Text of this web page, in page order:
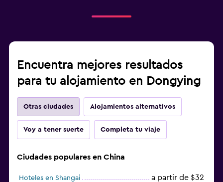
Encuentra mejores resultados
para tu alojamiento en Dongying
Otras ciudades Alojamientos alternativos
Voy a tener suerte Completa tu viaje
Ciudades populares en China
Hoteles en Shangai a partir de $32